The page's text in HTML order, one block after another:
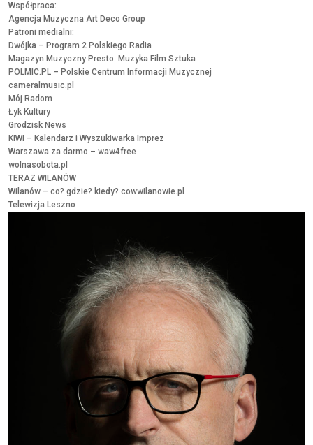
Współpraca:
Agencja Muzyczna Art Deco Group
Patroni medialni:
Dwójka – Program 2 Polskiego Radia
Magazyn Muzyczny Presto. Muzyka Film Sztuka
POLMIC.PL – Polskie Centrum Informacji Muzycznej
cameralmusic.pl
Mój Radom
Łyk Kultury
Grodzisk News
KIWI – Kalendarz i Wyszukiwarka Imprez
Warszawa za darmo – waw4free
wolnasobota.pl
TERAZ WILANÓW
Wilanów – co? gdzie? kiedy? cowwilanowie.pl
Telewizja Leszno